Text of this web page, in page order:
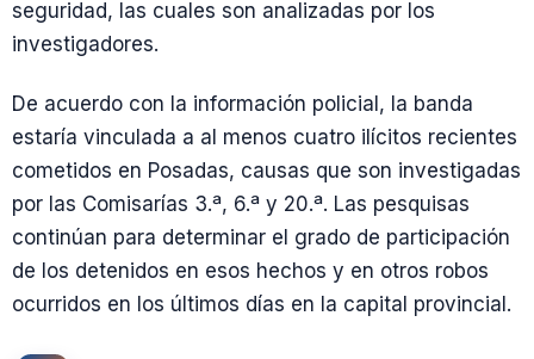
seguridad, las cuales son analizadas por los
investigadores.
De acuerdo con la información policial, la banda
estaría vinculada a al menos cuatro ilícitos recientes
cometidos en Posadas, causas que son investigadas
por las Comisarías 3.ª, 6.ª y 20.ª. Las pesquisas
continúan para determinar el grado de participación
de los detenidos en esos hechos y en otros robos
ocurridos en los últimos días en la capital provincial.